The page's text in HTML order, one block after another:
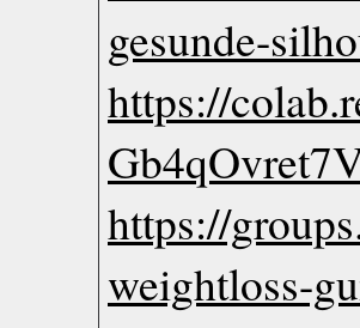
gesunde-
https://
https://
weightloss-